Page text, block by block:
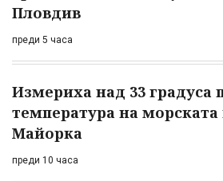
Пловдив
преди 5 часа
Измериха над 33 градуса
температура на
Майорка
преди 10 часа